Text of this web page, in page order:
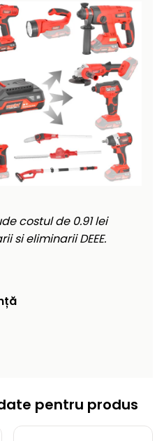
costul de 0.91 lei
si eliminarii DEEE.
pentru produs